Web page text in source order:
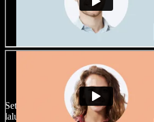
Banyak pilihan
dengan
Setiap proyek bisa terdengar beda.
lalu sesuaikan sesuka Anda.